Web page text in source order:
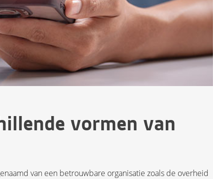
vormen van
van een betrouwbare organisatie zoals de overheid